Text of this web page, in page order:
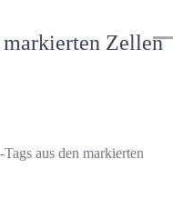
Zellen
aus den markierten